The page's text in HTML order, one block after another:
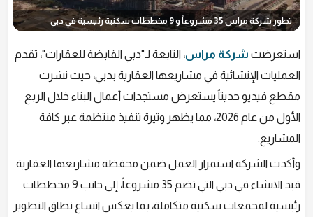
تطور شركة مراس 35 مشروعاً و 9 مخططات سكنية رئيسية في دبي
استعرضت شركة مراس، التابعة لـ"دبي القابضة للعقارات"، تقدم
العمليات الإنشائية في مشاريعها العقارية بدبي، حيث نشرت
مقطع فيديو حديثاً يستعرض مستجدات أعمال البناء خلال الربع
الأول من عام 2026، مما يظهر وتيرة تنفيذ منتظمة عبر كافة
المشاريع.
وأكدت الشركة استمرار العمل ضمن محفظة مشاريعها العقارية
قيد الانشاء في دبي التي تضم 35 مشروعاً، إلى جانب 9 مخططات
رئيسية لمجمعات سكنية متكاملة، بما يعكس اتساع نطاق التطوير